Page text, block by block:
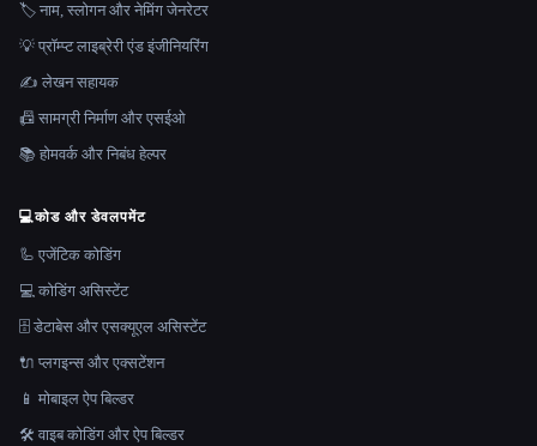
🏷️ नाम, स्लोगन और नेमिंग जेनरेटर
💡 प्रॉम्प्ट लाइब्रेरी एंड इंजीनियरिंग
✍️ लेखन सहायक
📠 सामग्री निर्माण और एसईओ
📚 होमवर्क और निबंध हेल्पर
💻कोड और डेवलपमेंट
🦾 एजेंटिक कोडिंग
💻 कोडिंग असिस्टेंट
🗄️ डेटाबेस और एसक्यूएल असिस्टेंट
🔌 प्लगइन्स और एक्सटेंशन
📱 मोबाइल ऐप बिल्डर
🛠️ वाइब कोडिंग और ऐप बिल्डर